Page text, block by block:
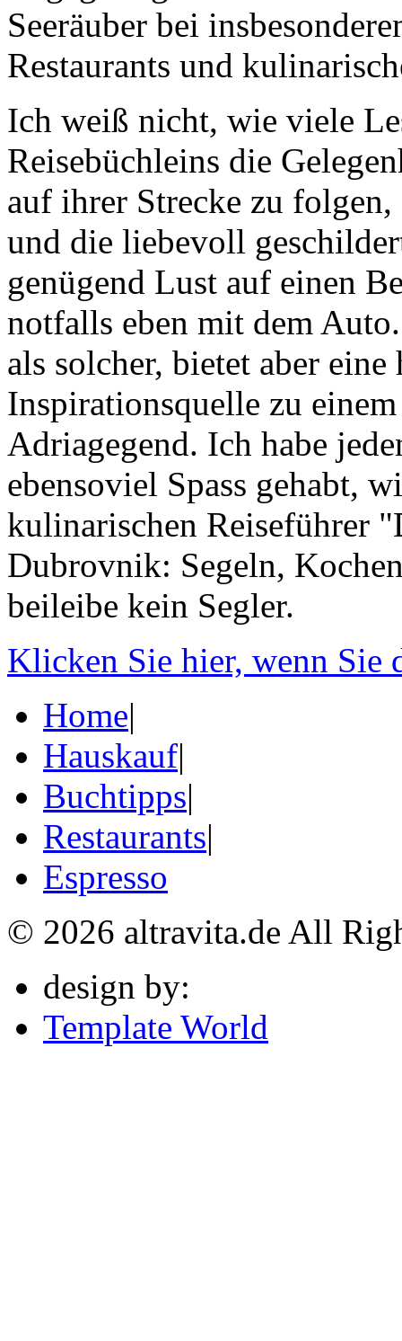
Seeräuber bei
Restaurants und
Ich weiß nicht, wie viele
Reisebüchleins die
auf ihrer Strecke zu
und die liebevoll
genügend Lust auf einen
notfalls eben mit dem
als solcher, bietet aber
Inspirationsquelle zu
Adriagegend. Ich habe
ebensoviel Spass gehabt,
kulinarischen Reiseführer
Dubrovnik: Segeln,
beileibe kein Segler.
Klicken Sie hier, wenn Sie
Home|
Hauskauf|
Buchtipps|
Restaurants|
Espresso
© 2026 altravita.de All
design by:
Template World